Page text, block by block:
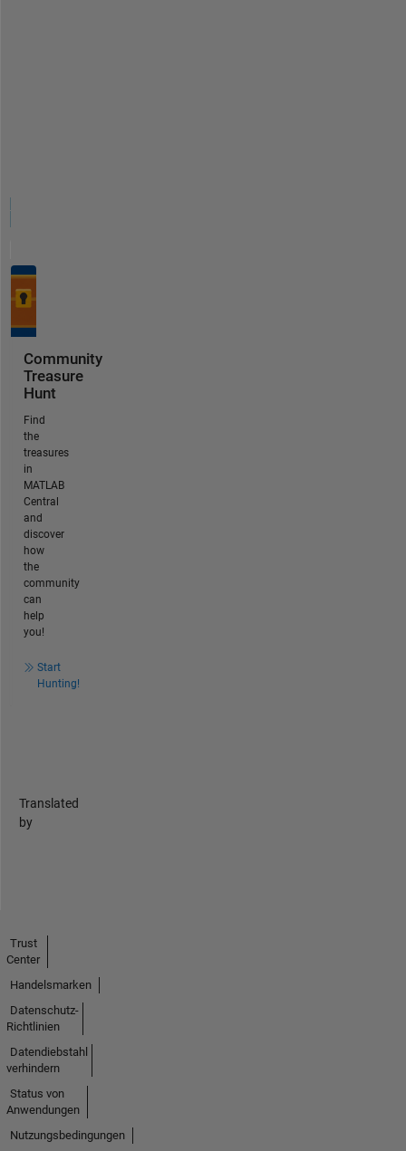
Community
Treasure
Hunt
Find
the
treasures
in
MATLAB
Central
and
discover
how
the
community
can
help
you!
Start
Hunting!
Translated
by
Trust
Center
Handelsmarken
Datenschutz-
Richtlinien
Datendiebstahl
verhindern
Status von
Anwendungen
Nutzungsbedingungen